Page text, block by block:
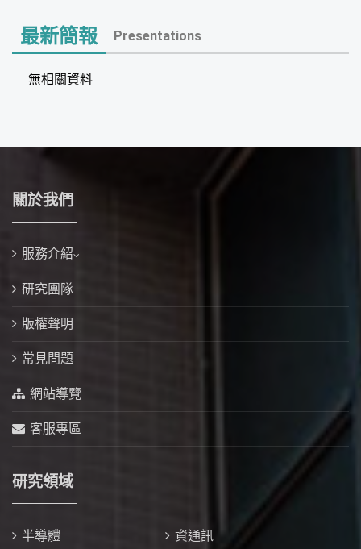
最新簡報 Presentations
無相關資料
關於我們
服務介紹
研究團隊
版權聲明
常見問題
網站導覽
客服專區
研究領域
半導體 資通訊